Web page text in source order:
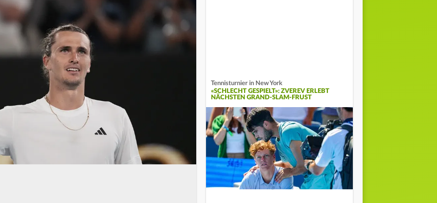
Tennisturnier in New York
«SCHLECHT GESPIELT»: ZVEREV ERLEBT
NÄCHSTEN GRAND-SLAM-FRUST